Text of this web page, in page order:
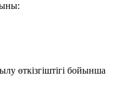
өткізгіштігі бойынша